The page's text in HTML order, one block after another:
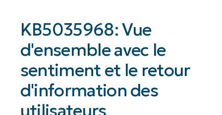
KB5035968: Vue
d'ensemble avec le
sentiment et le retour
d'information des
utilisateurs